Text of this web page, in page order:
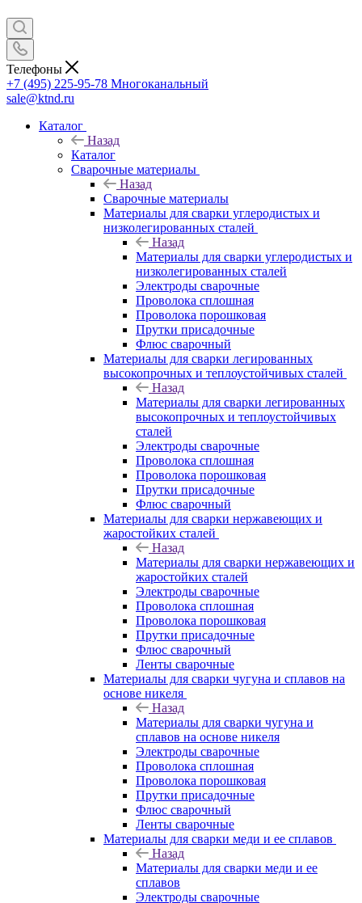
Телефоны
+7 (495) 225-95-78 Многоканальный
sale@ktnd.ru
Каталог
Назад
Каталог
Сварочные материалы
Назад
Сварочные материалы
Материалы для сварки углеродистых и
низколегированных сталей
Назад
Материалы для сварки углеродистых и
низколегированных сталей
Электроды сварочные
Проволока сплошная
Проволока порошковая
Прутки присадочные
Флюс сварочный
Материалы для сварки легированных
высокопрочных и теплоустойчивых сталей
Назад
Материалы для сварки легированных
высокопрочных и теплоустойчивых
сталей
Электроды сварочные
Проволока сплошная
Проволока порошковая
Прутки присадочные
Флюс сварочный
Материалы для сварки нержавеющих и
жаростойких сталей
Назад
Материалы для сварки нержавеющих и
жаростойких сталей
Электроды сварочные
Проволока сплошная
Проволока порошковая
Прутки присадочные
Флюс сварочный
Ленты сварочные
Материалы для сварки чугуна и сплавов на
основе никеля
Назад
Материалы для сварки чугуна и
сплавов на основе никеля
Электроды сварочные
Проволока сплошная
Проволока порошковая
Прутки присадочные
Флюс сварочный
Ленты сварочные
Материалы для сварки меди и ее сплавов
Назад
Материалы для сварки меди и ее
сплавов
Электроды сварочные